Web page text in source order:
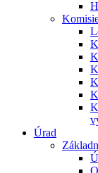
Úrad